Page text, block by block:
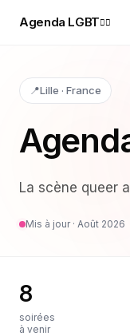
Agenda LGBT🏳️‍🌈
📍Lille · France
La scène queer
Mis à jour · Août 2026
8
soirées
à venir